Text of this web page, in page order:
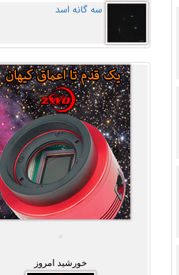
سه گانه اسد
خورشید امروز